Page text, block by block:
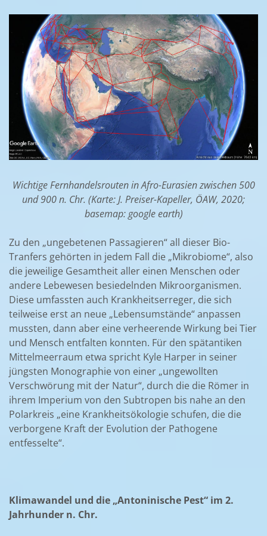
Wichtige Fernhandelsrouten in Afro-Eurasien zwischen 500
und 900 n. Chr. (Karte: J. Preiser-Kapeller, ÖAW, 2020;
basemap: google earth)
Zu den „ungebetenen Passagieren“ all dieser Bio-
Tranfers gehörten in jedem Fall die „Mikrobiome“, also
die jeweilige Gesamtheit aller einen Menschen oder
andere Lebewesen besiedelnden Mikroorganismen.
Diese umfassten auch Krankheitserreger, die sich
teilweise erst an neue „Lebensumstände“ anpassen
mussten, dann aber eine verheerende Wirkung bei Tier
und Mensch entfalten konnten. Für den spätantiken
Mittelmeerraum etwa spricht Kyle Harper in seiner
jüngsten Monographie von einer „ungewollten
Verschwörung mit der Natur“, durch die die Römer in
ihrem Imperium von den Subtropen bis nahe an den
Polarkreis „eine Krankheitsökologie schufen, die die
verborgene Kraft der Evolution der Pathogene
entfesselte“.
Klimawandel und die „Antoninische Pest“ im 2.
Jahrhunder n. Chr.